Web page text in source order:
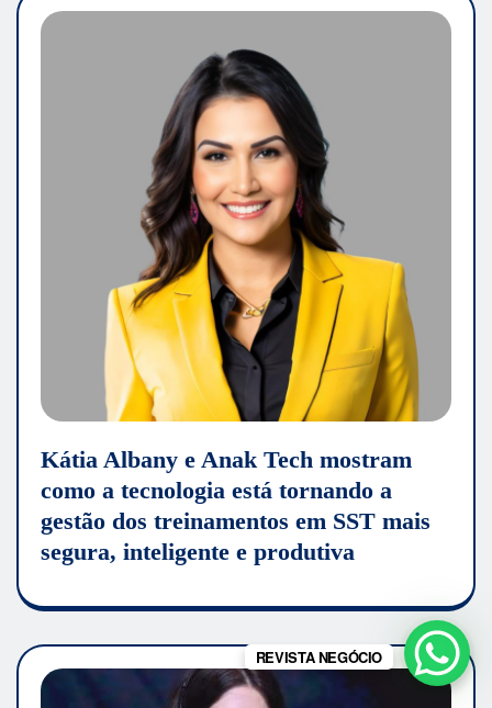
Kátia Albany e Anak Tech mostram
como a tecnologia está tornando a
gestão dos treinamentos em SST mais
segura, inteligente e produtiva
REVISTA NEGÓCIO